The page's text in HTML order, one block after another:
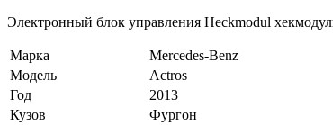
Электронный блок управления Heckmodul
Марка
Mercedes-Benz
Модель
Actros
Год
2013
Кузов
Фургон